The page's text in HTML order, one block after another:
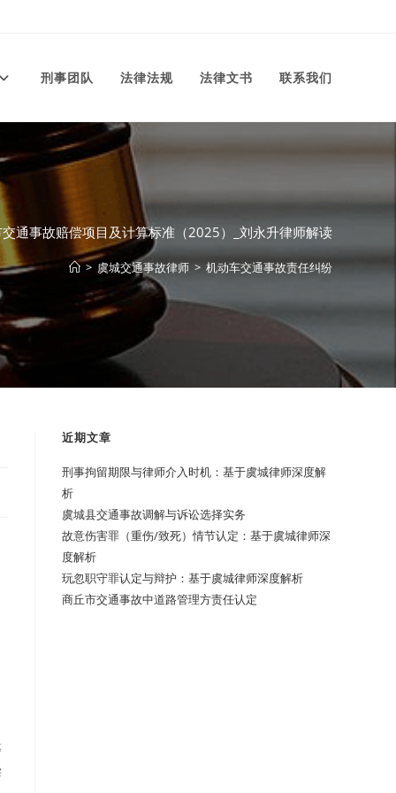
刑事团队 法律法规 法律文书 联系我们
通事故赔偿项目及计算标准（2025）_刘永升律师解读
> 虞城交通事故律师 > 机动车交通事故责任纠纷
近期文章
刑事拘留期限与律师介入时机：基于虞城律师深度解
析
虞城县交通事故调解与诉讼选择实务
故意伤害罪（重伤/致死）情节认定：基于虞城律师深
度解析
玩忽职守罪认定与辩护：基于虞城律师深度解析
商丘市交通事故中道路管理方责任认定